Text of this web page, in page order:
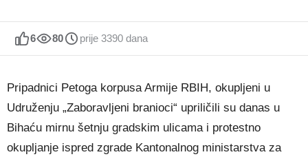
6 80 prije 3390 dana
Pripadnici Petoga korpusa Armije RBIH, okupljeni u
Udruženju „Zaboravljeni branioci“ upriličili su danas u
Bihaću mirnu šetnju gradskim ulicama i protestno
okupljanje ispred zgrade Kantonalnog ministarstva za